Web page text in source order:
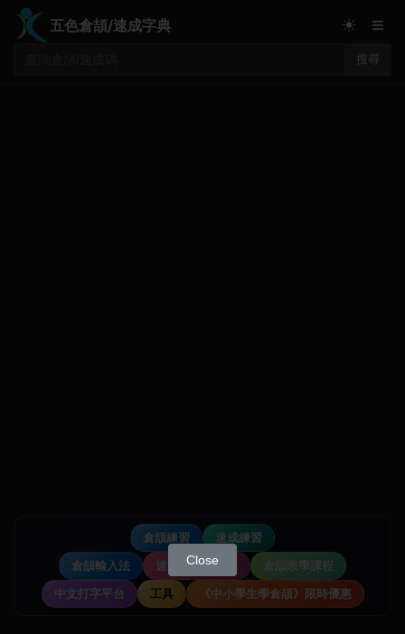
五色倉頡/速成字典
搜尋
☀ ≡
倉頡練習
速成練習
倉頡輸入法
速成輸入法教學
倉頡教學課程
中文打字平台
工具 《中小學生學倉頡》限時優惠
Close